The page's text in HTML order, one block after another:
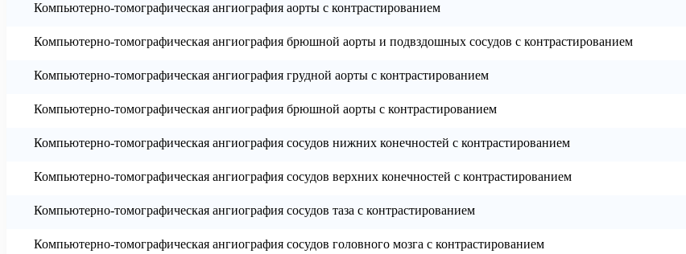
Компьютерно-томографическая ангиография аорты с контрастированием
Компьютерно-томографическая ангиография брюшной аорты и подвздошных сосудов с контрастированием
Компьютерно-томографическая ангиография грудной аорты с контрастированием
Компьютерно-томографическая ангиография брюшной аорты с контрастированием
Компьютерно-томографическая ангиография сосудов нижних конечностей с контрастированием
Компьютерно-томографическая ангиография сосудов верхних конечностей с контрастированием
Компьютерно-томографическая ангиография сосудов таза с контрастированием
Компьютерно-томографическая ангиография сосудов головного мозга с контрастированием